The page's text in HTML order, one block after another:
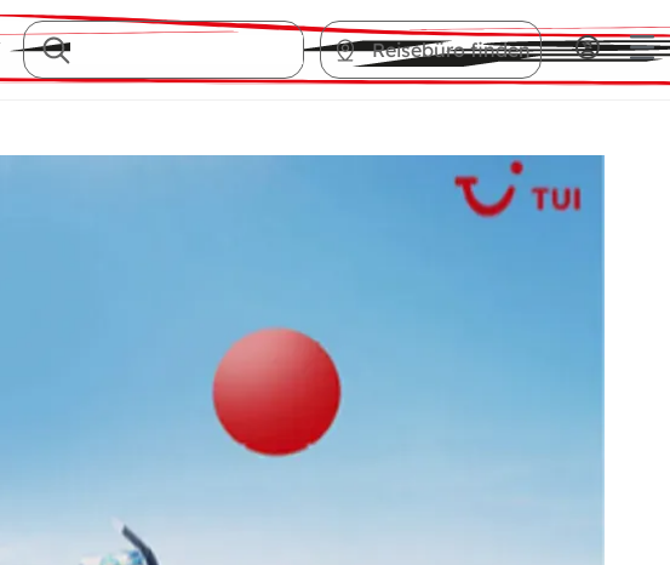
Reisebüro finden